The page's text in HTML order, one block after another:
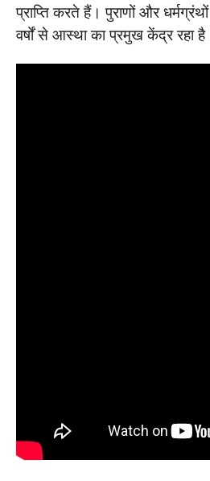
प्राप्ति करते हैं। पुराणों और
वर्षों से आस्था का प्रमुख केंद्र रहा